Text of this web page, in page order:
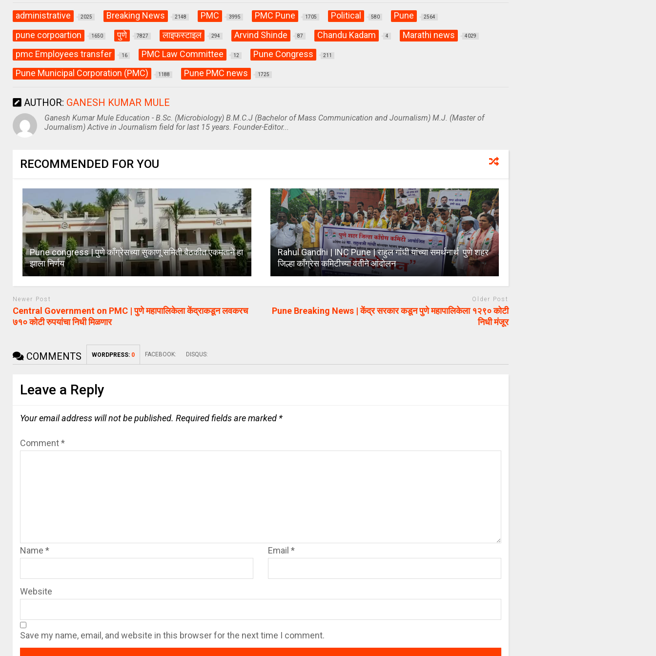
administrative 2025 Breaking News 2148 PMC 3995 PMC Pune 1705 Political 580 Pune 2564
pune corpoartion 1650 पुणे 7827 लाइफस्टाइल 294 Arvind Shinde 87 Chandu Kadam 4 Marathi news 4029
pmc Employees transfer 16 PMC Law Committee 12 Pune Congress 211
Pune Municipal Corporation (PMC) 1188 Pune PMC news 1725
AUTHOR: GANESH KUMAR MULE
Ganesh Kumar Mule Education - B.Sc. (Microbiology) B.M.C.J (Bachelor of Mass Communication and Journalism) M.J. (Master of
Journalism) Active in Journalism field for last 15 years. Founder-Editor...
RECOMMENDED FOR YOU
Pune congress | पुणे काँग्रेसच्या सुकाणू समिती बैठकीत एकमताने हा
झाला निर्णय
Rahul Gandhi | INC Pune | राहुल गांधी यांच्या समर्थनार्थ पुणे शहर
जिल्हा काँग्रेस कमिटीच्या वतीने आंदोलन
Newer Post
Central Government on PMC | पुणे महापालिकेला केंद्राकडून लवकरच
७१० कोटी रुपयांचा निधी मिळणार
Older Post
Pune Breaking News | केंद्र सरकार कडून पुणे महापालिकेला १२९० कोटी
निधी मंजूर
COMMENTS WORDPRESS: 0 FACEBOOK: DISQUS:
Leave a Reply
Your email address will not be published. Required fields are marked *
Comment*
Name* Email*
Website
Save my name, email, and website in this browser for the next time I comment.